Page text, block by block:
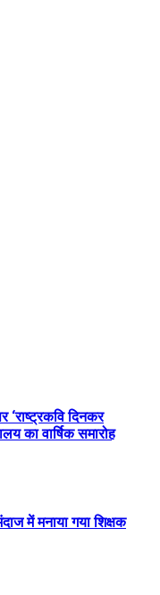
दिनकर
का वार्षिक समारोह
में मनाया गया शिक्षक